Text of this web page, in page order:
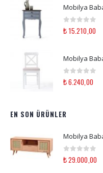
0 out of 5
₺15.210,00
0 out of 5
₺6.240,00
EN SON ÜRÜNLER
0 out of 5
₺29.000,00